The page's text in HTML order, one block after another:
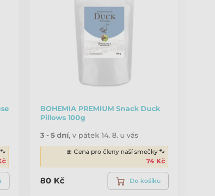
BOHEMIA PREMIUM Snack Duck
Pillows 100g
3 - 5 dní,v pátek 14. 8. u vás
🎀 Cena pro členy naší smečky 🐾
74 Kč
80 Kč Do košíku